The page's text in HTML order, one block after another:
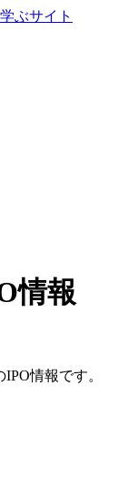
情報
IPO情報です。